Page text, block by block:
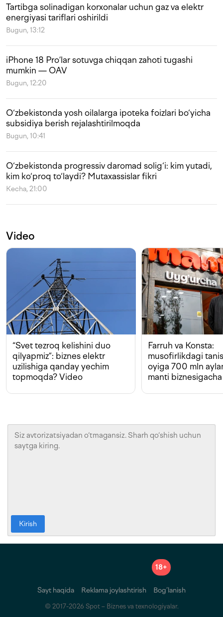
Tartibga solinadigan korxonalar uchun gaz va elektr
energiyasi tariflari oshirildi
Bugun, 13:12
iPhone 18 Pro’lar sotuvga chiqqan zahoti tugashi
mumkin — OAV
Bugun, 12:20
O‘zbekistonda yosh oilalarga ipoteka foizlari bo‘yicha
subsidiya berish rejalashtirilmoqda
Bugun, 10:41
O‘zbekistonda progressiv daromad solig‘i: kim yutadi,
kim ko‘proq to‘laydi? Mutaxassislar fikri
Kecha, 21:00
Video
“Svet tezroq kelishini duo
qilyapmiz”: biznes elektr
uzilishiga qanday yechim
topmoqda? Video
Farruh va Konsta:
musofirlikdagi
oyiga 700 mln
manti biznesigacha
Kirish
18+
Sayt haqida Reklama joylashtirish Bog‘lanish
© 2017-2026 Spot – Biznes va texnologiyalar.